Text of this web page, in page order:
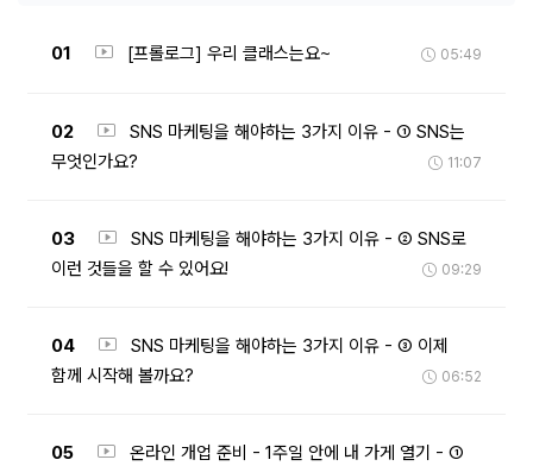
01 [프롤로그] 우리 클래스는요~ 05:49
02
SNS 마케팅을 해야하는 3가지 이유 - ① SNS는
무엇인가요?
11:07
03
SNS 마케팅을 해야하는 3가지 이유 - ② SNS로
이런 것들을 할 수 있어요!
09:29
04
SNS 마케팅을 해야하는 3가지 이유 - ③ 이제
함께 시작해 볼까요?
06:52
05 온라인 개업 준비 - 1주일 안에 내 가게 열기 - ①